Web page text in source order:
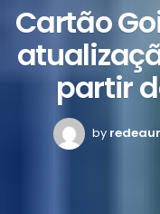
Cartão
partir
by